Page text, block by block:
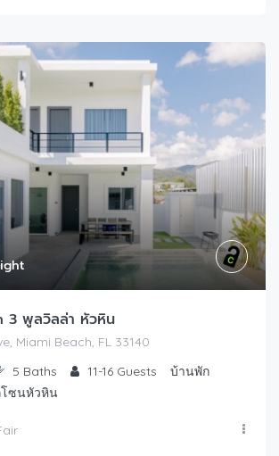
3 พูลวิลล่า หัวหิน
Miami Beach, FL 33140
5 Baths 11-16 Guests
บ้านพัก
ซนหัวหิน